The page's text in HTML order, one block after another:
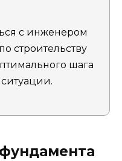
с инженером
строительству
шага